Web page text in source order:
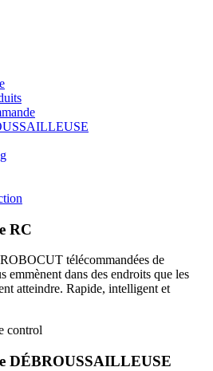
RC
télécommandées de
emmènent dans des endroits que les
atteindre. Rapide, intelligent et
DÉBROUSSAILLEUSE